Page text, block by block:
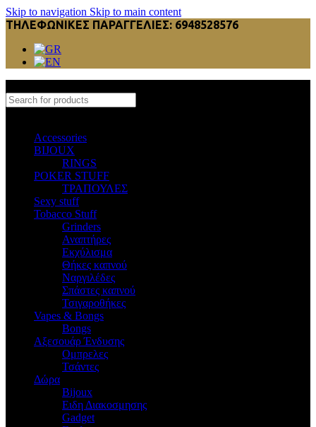
Skip to navigation Skip to main content
ΤΗΛΕΦΩΝΙΚΕΣ ΠΑΡΑΓΓΕΛΙΕΣ: 6948528576
Accessories
BIJOUX
RINGS
POKER STUFF
ΤΡΑΠΟΥΛΕΣ
Sexy stuff
Tobacco Stuff
Grinders
Αναπτήρες
Εκχύλισμα
Θήκες καπνού
Ναργιλέδες
Σπάστες καπνού
Τσιγαροθήκες
Vapes & Bongs
Bongs
Αξεσουάρ Ένδυσης
Oμπρελες
Τσάντες
Δώρα
Bijoux
Eιδη Διακοσμησης
Gadget